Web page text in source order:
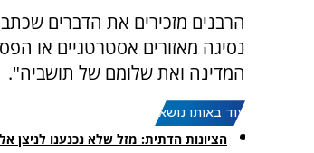
הרבנים מזכירים את הדברים
נסיגה מאזורים אסטרטגיים או
המדינה ואת שלומם של תושביה".
עוד באותו נושא:
הציונות הדתית: מזל שלא נכנענו לניצן